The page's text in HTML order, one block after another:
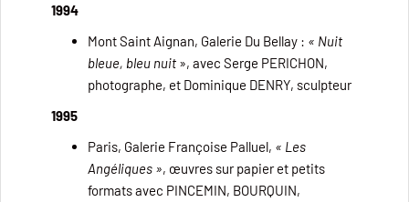
1994
Mont Saint Aignan, Galerie Du Bellay : « Nuit
bleue, bleu nuit », avec Serge PERICHON,
photographe, et Dominique DENRY, sculpteur
1995
Paris, Galerie Françoise Palluel, « Les
Angéliques », œuvres sur papier et petits
formats avec PINCEMIN, BOURQUIN,